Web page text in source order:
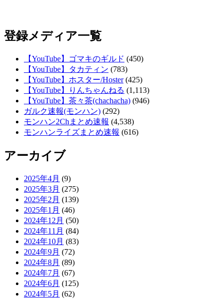
登録メディア一覧
【YouTube】ゴマキのギルド (450)
【YouTube】タカティン (783)
【YouTube】ホスター/Hoster(425)
【YouTube】りんちゃんねる (1,113)
【YouTube】茶々茶(chachacha) (946)
ガルク速報(モンハン) (292)
モンハン2Chまとめ速報 (4,538)
モンハンライズまとめ速報 (616)
アーカイブ
2025年4月 (9)
2025年3月 (275)
2025年2月 (139)
2025年1月 (46)
2024年12月 (50)
2024年11月 (84)
2024年10月 (83)
2024年9月 (72)
2024年8月 (89)
2024年7月 (67)
2024年6月 (125)
2024年5月 (62)